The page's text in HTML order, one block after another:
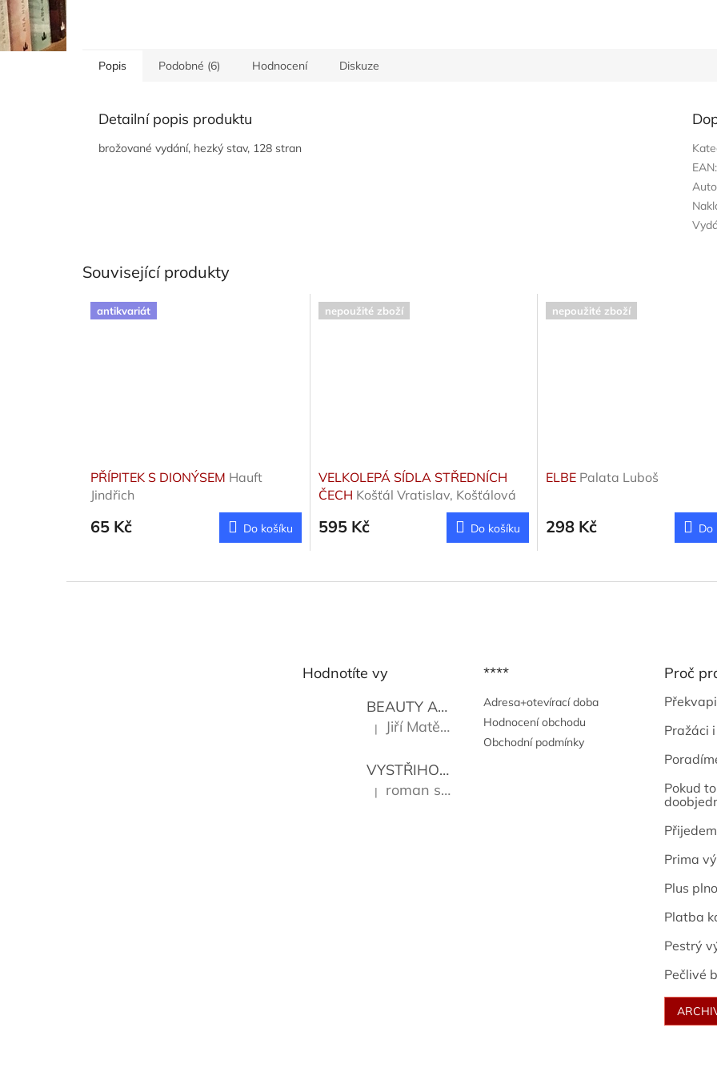
Popis Podobné (6) Hodnocení Diskuze
Detailní popis produktu
brožované vydání, hezký stav, 128 stran
EAN:
Související produkty
antikvariát
PŘÍPITEK S DIONÝSEM Hauft
Jindřich
65 Kč Do košíku
nepoužité zboží
VELKOLEPÁ SÍDLA STŘEDNÍCH
ČECH Košťál Vratislav, Košťálová
595 Kč Do košíku
nepoužité zboží
ELBE Palata Luboš
298 Kč Do
Hodnotíte vy
BEAUTY AND THE BEAT
Go Go's
Hodnocení produktu je 5 z 5 hvězdiček.
| Jiří Matějů
VYSTŘIHOVÁNKY - PRAŽSKÉ PAMÁTKY Kropáček
Hodnocení produktu je 5 z 5 hvězdiček.
| roman sekanina
****
Adresa+otevírací doba
Hodnocení obchodu
Obchodní podmínky
Proč
Pražáci
Pokud
Prima
Plus
Platba
Pestrý
Pečlivé